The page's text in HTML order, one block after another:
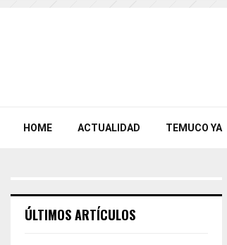
HOME ACTUALIDAD TEMUCO YA
ÚLTIMOS ARTÍCULOS